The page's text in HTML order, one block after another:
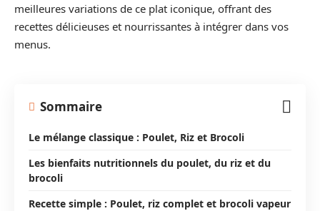
meilleures variations de ce plat iconique, offrant des
recettes délicieuses et nourrissantes à intégrer dans vos
menus.
Sommaire
Le mélange classique : Poulet, Riz et Brocoli
Les bienfaits nutritionnels du poulet, du riz et du
brocoli
Recette simple : Poulet, riz complet et brocoli vapeur